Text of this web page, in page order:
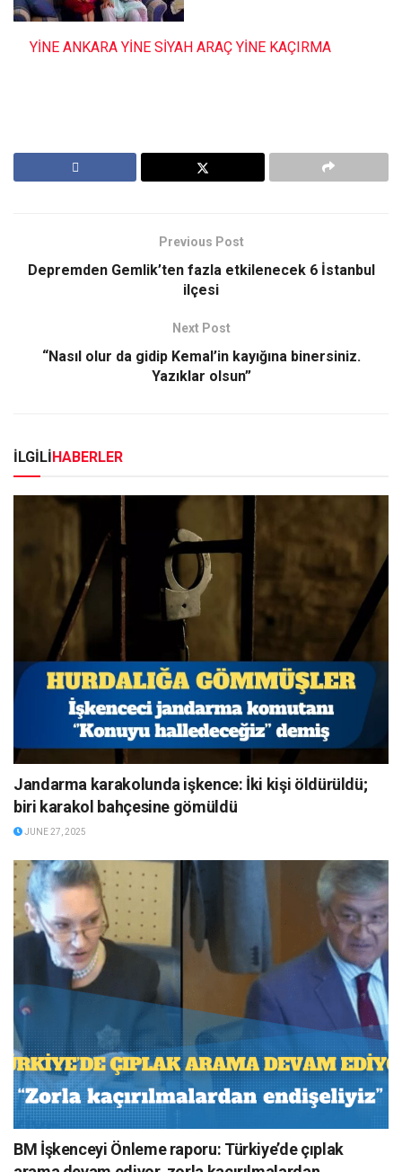
YİNE ANKARA YİNE SİYAH ARAÇ YİNE KAÇIRMA
Previous Post
Depremden Gemlik’ten fazla etkilenecek 6 İstanbul
ilçesi
Next Post
“Nasıl olur da gidip Kemal’in kayığına binersiniz.
Yazıklar olsun”
İLGİLİ HABERLER
Jandarma karakolunda işkence: İki kişi öldürüldü;
biri karakol bahçesine gömüldü
JUNE 27, 2025
BM İşkenceyi Önleme raporu: Türkiye’de çıplak